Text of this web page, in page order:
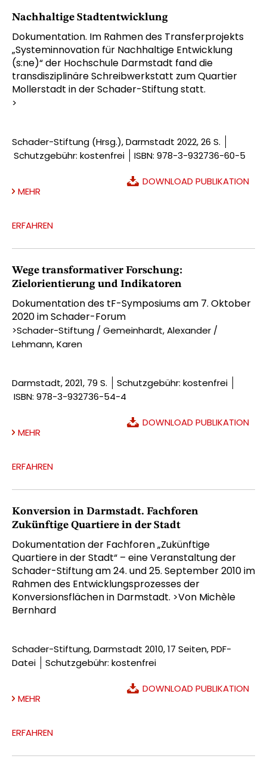
Nachhaltige Stadtentwicklung
Dokumentation. Im Rahmen des Transferprojekts
„Systeminnovation für Nachhaltige Entwicklung
(s:ne)“ der Hochschule Darmstadt fand die
transdisziplinäre Schreibwerkstatt zum Quartier
Mollerstadt in der Schader-Stiftung statt.
>
Schader-Stiftung (Hrsg.), Darmstadt 2022, 26 S.
Schutzgebühr: kostenfrei
ISBN: 978-3-932736-60-5
MEHR
ERFAHREN
DOWNLOAD PUBLIKATION
Wege transformativer Forschung:
Zielorientierung und Indikatoren
Dokumentation des tF-Symposiums am 7. Oktober
2020 im Schader-Forum
>Schader-Stiftung / Gemeinhardt, Alexander /
Lehmann, Karen
Darmstadt, 2021, 79 S.
Schutzgebühr: kostenfrei
ISBN: 978-3-932736-54-4
MEHR
ERFAHREN
DOWNLOAD PUBLIKATION
Konversion in Darmstadt. Fachforen
Zukünftige Quartiere in der Stadt
Dokumentation der Fachforen „Zukünftige
Quartiere in der Stadt“ – eine Veranstaltung der
Schader-Stiftung am 24. und 25. September 2010 im
Rahmen des Entwicklungsprozesses der
Konversionsflächen in Darmstadt. >Von Michèle
Bernhard
Schader-Stiftung, Darmstadt 2010, 17 Seiten, PDF-
Datei
Schutzgebühr: kostenfrei
MEHR
ERFAHREN
DOWNLOAD PUBLIKATION